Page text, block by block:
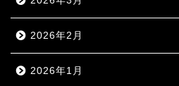
2026年2月
2026年1月